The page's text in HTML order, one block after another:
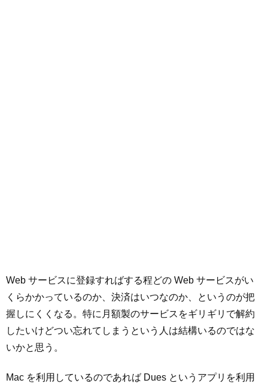
Web サービスに登録すればする程どの Web サービスがい
くらかかっているのか、決済はいつなのか、というのが把
握しにくくなる。特に月額製のサービスをギリギリで解約
したいけどつい忘れてしまうという人は結構いるのではな
いかと思う。
Mac を利用しているのであれば Dues というアプリを利用